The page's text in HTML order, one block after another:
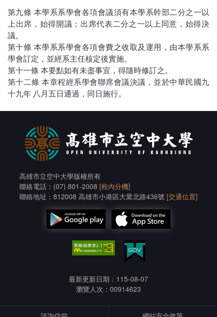
第九條 本學系系學會各項會議須有本學系幹部二分之一以
上出席，始得開議；出席代表二分之一以上同意，始得決
議。
第十條 本學系系學會各項會費之收取及運用，由本學系系
學會訂定，並經系主任核定後實施。
第十一條 本要點如有未盡事宜，得隨時修訂之。
第十二條 本章程經系學會聯席會議決議，並於中華民國九
十九年 八月五日通過，同日施行。
高雄市立空中大學版權所有
聯絡電話：(07) 801-2008 [校內分機]
聯絡地址：812008 高雄市小港區大業北路436號 [交通位置]
最新更新日期：115-08-07
瀏覽人次：00914623